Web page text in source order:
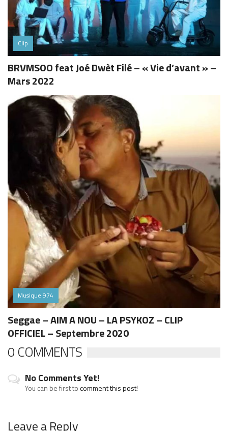
Clip
BRVMSOO feat Joé Dwèt Filé – « Vie d’avant » –
Mars 2022
Musique 974
Seggae – AIM A NOU – LA PSYKOZ – CLIP
OFFICIEL – Septembre 2020
0 COMMENTS
No Comments Yet!
You can be first tocomment this post!
Leave a Reply